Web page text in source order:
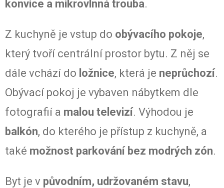
konvice a mikrovlnná trouba.
Z kuchyně je vstup do obývacího pokoje,
který tvoří centrální prostor bytu. Z něj se
dále vchází do ložnice, která je neprůchozí.
Obývací pokoj je vybaven nábytkem dle
fotografií a malou televizí. Výhodou je
balkón, do kterého je přístup z kuchyně, a
také možnost parkování bez modrých zón.
Byt je v původním, udržovaném stavu,